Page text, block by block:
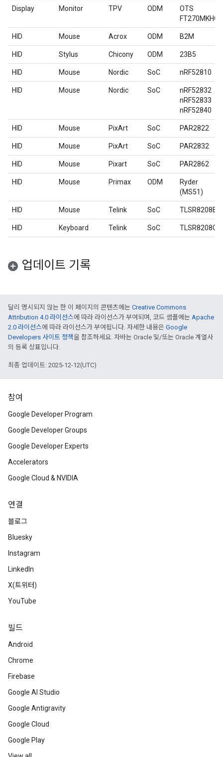
Display Monitor TPV ODM
OTS
FT270MKHC
HID Mouse Acrox ODM B2M
HID Stylus Chicony ODM 23B5
HID Mouse Nordic SoC nRF52810
HID Mouse Nordic SoC
nRF52832
nRF52833
nRF52840
HID Mouse PixArt SoC PAR2822
HID Mouse PixArt SoC PAR2832
HID Mouse Pixart SoC PAR2862
HID Mouse Primax ODM
Ryder
(MS51)
HID Mouse Telink SoC TLSR8208B
HID Keyboard Telink SoC TLSR8208C
업데이트 기록
달리 명시되지 않는 한 이 페이지의 콘텐츠에는 Creative Commons
Attribution 4.0 라이선스에 따라 라이선스가 부여되며, 코드 샘플에는 Apache
2.0 라이선스에 따라 라이선스가 부여됩니다. 자세한 내용은 Google
Developers 사이트 정책을 참조하세요. 자바는 Oracle 및/또는 Oracle 계열사
의 등록 상표입니다.
최종 업데이트: 2025-12-12(UTC)
참여
Google Developer Program
Google Developer Groups
Google Developer Experts
Accelerators
Google Cloud & NVIDIA
연결
블로그
Bluesky
Instagram
LinkedIn
X(트위터)
YouTube
빌드
Android
Chrome
Firebase
Google AI Studio
Google Antigravity
Google Cloud
Google Play